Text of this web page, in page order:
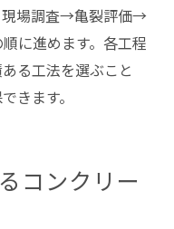
現場調査→亀裂評価→
に進めます。各工程
る工法を選ぶこと
きます。
コンクリー